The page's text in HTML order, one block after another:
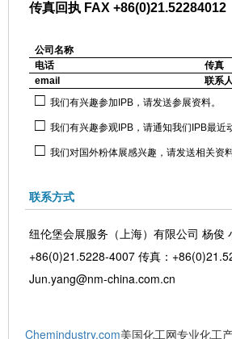
传真回执 FAX +86(0)21.52284012
公司名称
电话
传真
email
联系人
□我们有兴趣参加 IPB ，请发送参展资料。
□我们有兴趣参观 IPB ，请通知我们 IPB最近
□我们对国外粉体展感兴趣，请发送相关资料
联系方式
纽伦堡会展服务（上海）有限公司 杨俊
+86(0)21.5228-4007 传真：
Jun.yang@nm-china.com.cn
Chemindustry.com美国化工网专业化工